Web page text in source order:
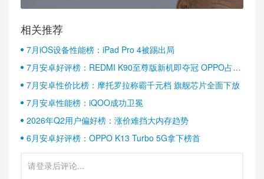
相关推荐
7月iOS设备性能榜：iPad Pro 4被踢出局
7月安卓好评榜：REDMI K90至尊版新机即夺冠 OPPO占据
半壁江山
7月安卓性价比榜：摩托罗拉称霸千元档 旗舰芯片全面下放
7月安卓性能榜：iQOO成功卫冕
2026年Q2用户偏好榜：涨价难挡大内存趋势
6月安卓好评榜：OPPO K13 Turbo 5G拿下榜首